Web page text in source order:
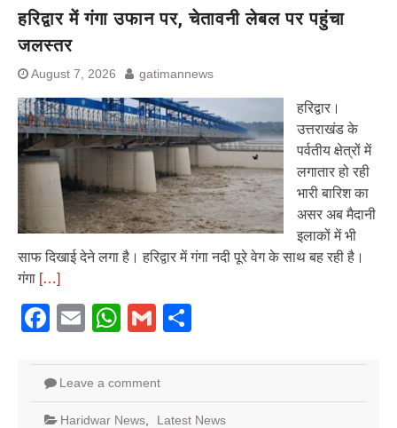
हरिद्वार में गंगा उफान पर, चेतावनी लेबल पर पहुंचा
जलस्तर
August 7, 2026 gatimannews
हरिद्वार।
उत्तराखंड के
पर्वतीय क्षेत्रों में
लगातार हो रही
भारी बारिश का
असर अब मैदानी
इलाकों में भी
साफ दिखाई देने लगा है। हरिद्वार में गंगा नदी पूरे वेग के साथ बह रही है।
गंगा […]
Facebook
EmailWhatsApp
Gmail
Leave a comment
Haridwar News Latest News